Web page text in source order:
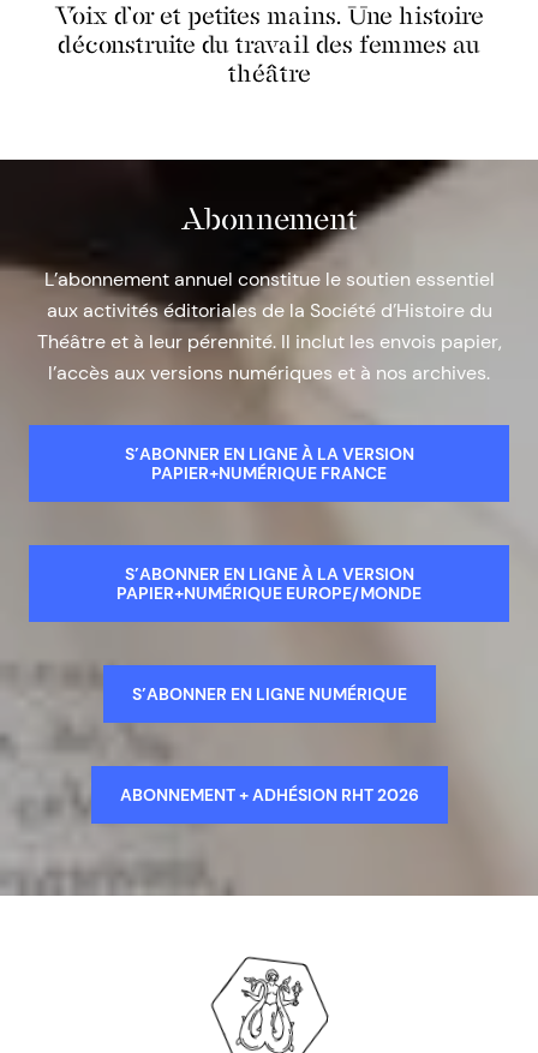
Voix d’or et petites mains. Une histoire
déconstruite du travail des femmes au
théâtre
Abonnement
L’abonnement annuel constitue le soutien essentiel
aux activités éditoriales de la Société d’Histoire du
Théâtre et à leur pérennité. Il inclut les envois papier,
l’accès aux versions numériques et à nos archives.
S’ABONNER EN LIGNE À LA VERSION
PAPIER+NUMÉRIQUE FRANCE
S’ABONNER EN LIGNE À LA VERSION
PAPIER+NUMÉRIQUE EUROPE/MONDE
S’ABONNER EN LIGNE NUMÉRIQUE
ABONNEMENT + ADHÉSION RHT 2026